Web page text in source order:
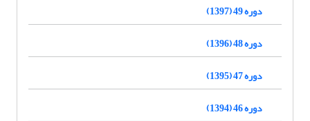
دوره 49 (1397)
دوره 48 (1396)
دوره 47 (1395)
دوره 46 (1394)